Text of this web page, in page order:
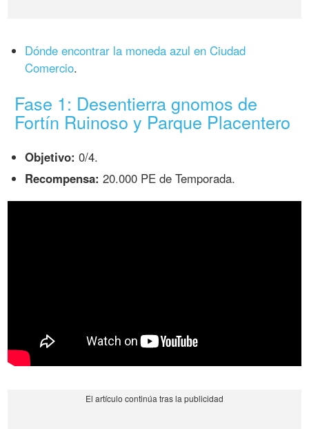
Dónde encontrar la moneda azul en Ciudad
Comercio.
Fase 1: Desentierra gnomos de
Fortín Ruinoso y Parque Placentero
Objetivo: 0/4.
Recompensa: 20.000 PE de Temporada.